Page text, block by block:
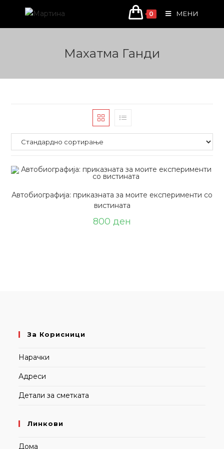
content
0 МЕНИ
Махатма Ганди
Автобиографија: приказната за моите експерименти со
вистината
800 ден
За Корисници
Нарачки
Адреси
Детали за сметката
Линкови
Дома